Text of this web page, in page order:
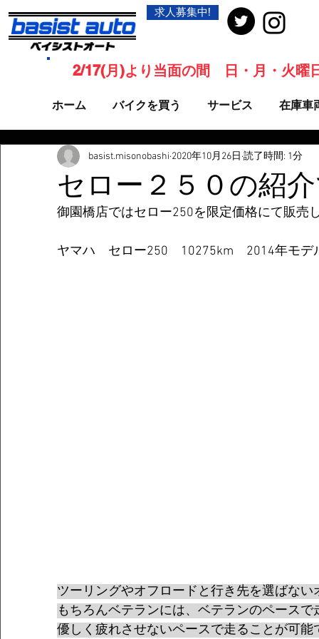
求人募集中!
ホーム バイクを買う サービス 在庫車
2/17(月)より当面の間 日・月・火曜
セロー２５０の紹
basist.misonobashi 2020年10月26日 読了時間: 1分
御園橋店ではセロー250を限定価格にて販売
ヤマハ　セロー250　10275km　2014年モデ
ツーリングやオフロードと行き先を選ばな
もちろんベテランには、ベテランのペース
優しく疲れさせないペースで走ることが可能